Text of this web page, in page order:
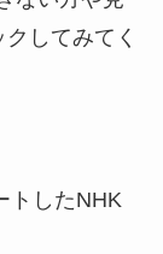
してみてく
トしたNHK